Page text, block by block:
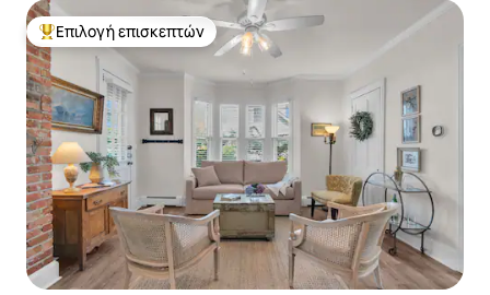
Κορυφαία επιλογή επισκεπτών
Επιλογή επισκεπτών